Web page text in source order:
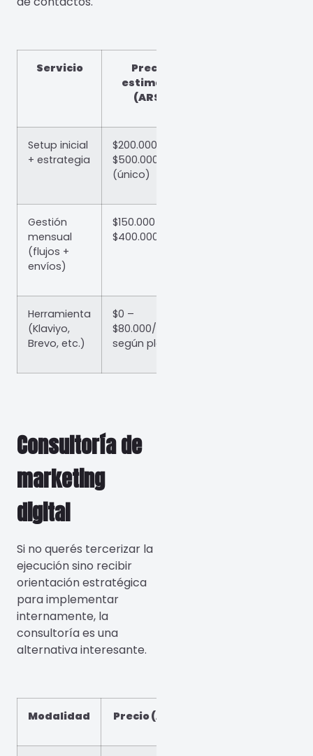
Servicio
Precio
estimado
(ARS)
Setup inicial
+ estrategia
$200.000 –
$500.000
(único)
Gestión
mensual
(flujos +
envíos)
$150.000 –
$400.000/mes
Herramienta
(Klaviyo,
Brevo, etc.)
$0 –
$80.000/mes
según plan
Consultoría de
marketing
digital
Si no querés tercerizar la
ejecución sino recibir
orientación estratégica
para implementar
internamente, la
consultoría es una
alternativa interesante.
Modalidad Precio (ARS)